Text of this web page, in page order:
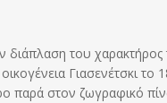
διάπλαση του
Γιασενέτσκι το
παρά στον ζωγραφικό